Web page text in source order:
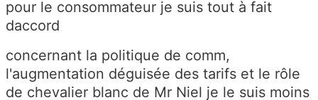
pour le consommateur je suis tout à fait
daccord
concernant la politique de comm,
l'augmentation déguisée des tarifs et le rôle
de chevalier blanc de Mr Niel je le suis moins